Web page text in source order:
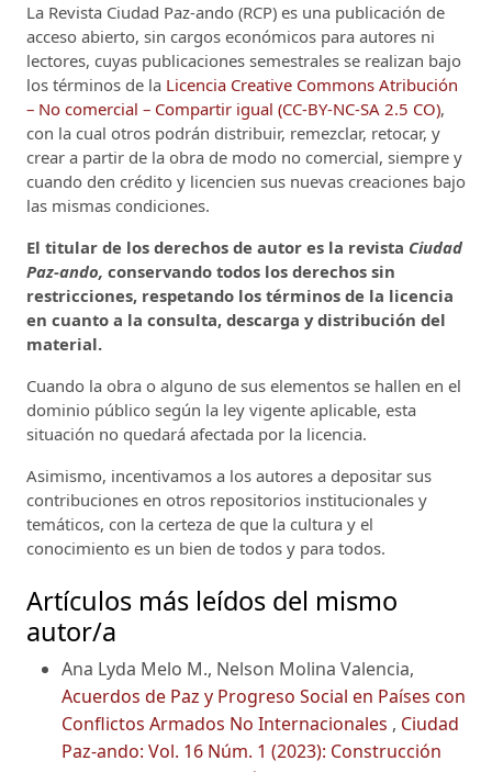
La Revista Ciudad Paz-ando (RCP) es una publicación de
acceso abierto, sin cargos económicos para autores ni
lectores, cuyas publicaciones semestrales se realizan bajo
los términos de la Licencia Creative Commons Atribución
– No comercial – Compartir igual (CC-BY-NC-SA 2.5 CO),
con la cual otros podrán distribuir, remezclar, retocar, y
crear a partir de la obra de modo no comercial, siempre y
cuando den crédito y licencien sus nuevas creaciones bajo
las mismas condiciones.
El titular de los derechos de autor es la revista Ciudad
Paz-ando, conservando todos los derechos sin
restricciones, respetando los términos de la licencia
en cuanto a la consulta, descarga y distribución del
material.
Cuando la obra o alguno de sus elementos se hallen en el
dominio público según la ley vigente aplicable, esta
situación no quedará afectada por la licencia.
Asimismo, incentivamos a los autores a depositar sus
contribuciones en otros repositorios institucionales y
temáticos, con la certeza de que la cultura y el
conocimiento es un bien de todos y para todos.
Artículos más leídos del mismo
autor/a
Ana Lyda Melo M., Nelson Molina Valencia,
Acuerdos de Paz y Progreso Social en Países con
Conflictos Armados No Internacionales , Ciudad
Paz-ando: Vol. 16 Núm. 1 (2023): Construcción